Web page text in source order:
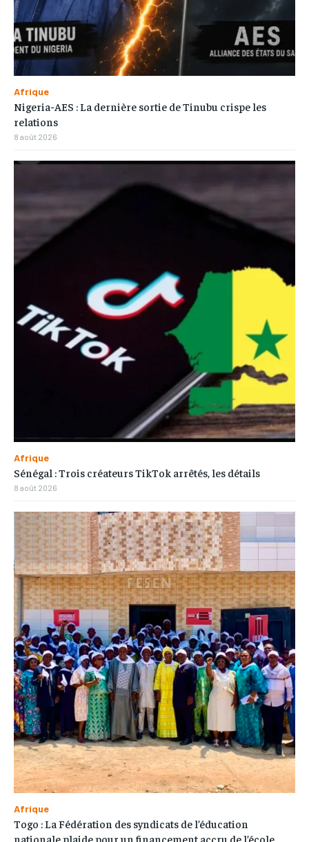
Afrique
Nigeria-AES : La dernière sortie de Tinubu crispe les
relations
8 août 2026
Afrique
Sénégal : Trois créateurs TikTok arrêtés, les détails
8 août 2026
Afrique
Togo : La Fédération des syndicats de l’éducation
nationale plaide pour un financement accru de l’école